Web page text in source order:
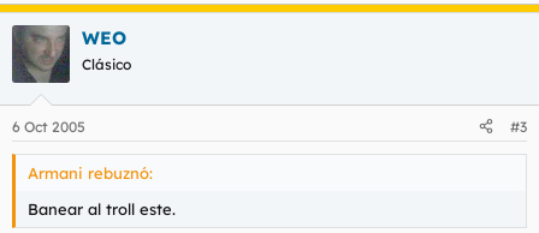
WEO
Clásico
6 Oct 2005 #3
Armani rebuznó:
Banear al troll este.